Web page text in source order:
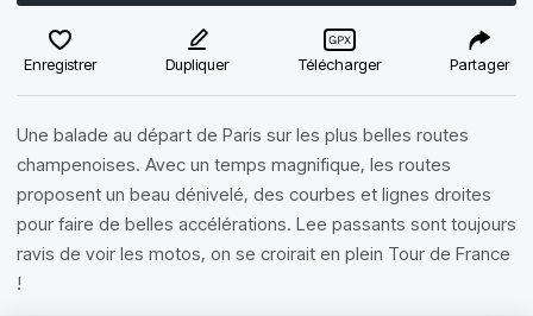
Enregistrer Dupliquer Télécharger Partager
Une balade au départ de Paris sur les plus belles routes
champenoises. Avec un temps magnifique, les routes
proposent un beau dénivelé, des courbes et lignes droites
pour faire de belles accélérations. Lee passants sont toujours
ravis de voir les motos, on se croirait en plein Tour de France
!